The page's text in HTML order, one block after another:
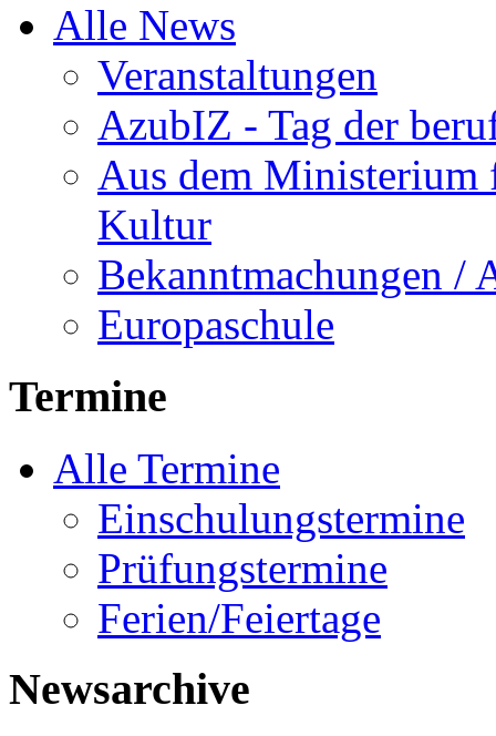
Alle News
Veranstaltungen
AzubIZ - Tag der
Aus dem Ministerium
Kultur
Bekanntmachungen /
Europaschule
Termine
Alle Termine
Einschulungstermine
Prüfungstermine
Ferien/Feiertage
Newsarchive